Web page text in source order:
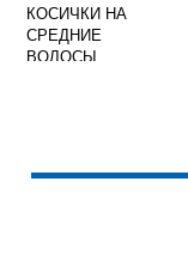
КОСИЧКИ НА
СРЕДНИЕ
ВОЛОСЫ